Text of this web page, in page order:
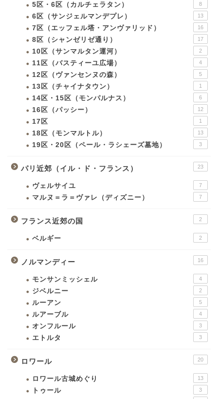
5区・6区（カルチェラタン） 8
6区（サンジェルマンデプレ） 13
7区（エッフェル塔・アンヴァリッド） 16
8区（シャンゼリゼ通り） 17
10区（サンマルタン運河） 2
11区（バスティーユ広場） 4
12区（ヴァンセンヌの森） 5
13区（チャイナタウン） 1
14区・15区（モンパルナス） 6
16区（パッシー） 12
17区 1
18区（モンマルトル） 13
19区・20区（ペール・ラシェーズ墓地） 3
パリ近郊（イル・ド・フランス） 23
ヴェルサイユ 7
マルヌ＝ラ＝ヴァレ（ディズニー） 7
フランス近郊の国 2
ベルギー 2
ノルマンディー 16
モンサンミッシェル 4
ジベルニー 2
ルーアン 5
ルアーブル 4
オンフルール 3
エトルタ 3
ロワール 20
ロワール古城めぐり 13
トゥール 3